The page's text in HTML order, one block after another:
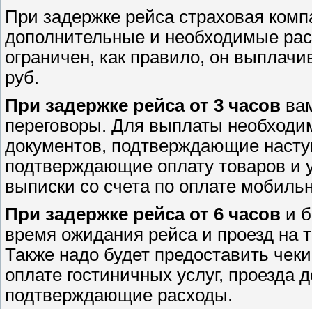
При задержке рейса страховая
дополнительные и необходимые
ограничен, как правило, он
руб.
При задержке рейса от 3 часов
переговоры. Для выплаты
документов, подтверждающие
подтверждающие оплату товаров и
выписки со счета по оплате
При задержке рейса от 6 часов и
время ожидания рейса и проезд на
Также надо будет предоставить
оплате гостиничных услуг,
подтверждающие расходы.